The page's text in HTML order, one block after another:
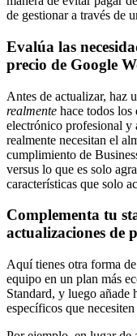
de gestionar a través de
Evalúa las
precio de Google
Antes de actualizar, haz
realmente hace todos los
electrónico profesional y
realmente necesitan el
cumplimiento de
versus lo que es solo
características que solo
Complementa tu
actualizaciones de
Aquí tienes otra forma
equipo en un plan más
Standard, y luego añade
específicos que